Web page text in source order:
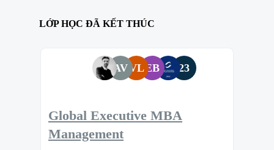
LỚP HỌC ĐÃ KẾT THÚC
AV VL EB 23
Global Executive MBA
Management